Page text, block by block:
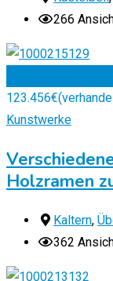
266
123.456€
Kunstwerke
Holzramen
Kaltern,
362